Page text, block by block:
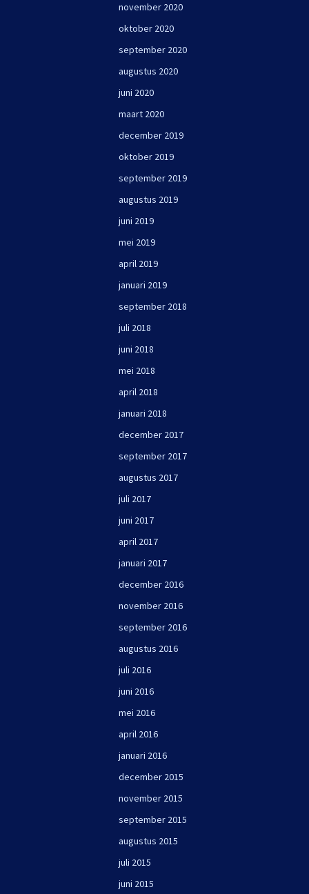
november 2020
oktober 2020
september 2020
augustus 2020
juni 2020
maart 2020
december 2019
oktober 2019
september 2019
augustus 2019
juni 2019
mei 2019
april 2019
januari 2019
september 2018
juli 2018
juni 2018
mei 2018
april 2018
januari 2018
december 2017
september 2017
augustus 2017
juli 2017
juni 2017
april 2017
januari 2017
december 2016
november 2016
september 2016
augustus 2016
juli 2016
juni 2016
mei 2016
april 2016
januari 2016
december 2015
november 2015
september 2015
augustus 2015
juli 2015
juni 2015